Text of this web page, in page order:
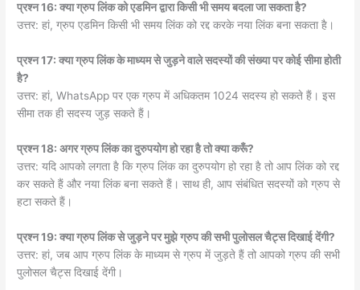
प्रश्न 16: क्या ग्रुप लिंक को एडमिन द्वारा किसी भी समय बदला जा सकता है?
उत्तर: हां, ग्रुप एडमिन किसी भी समय लिंक को रद्द करके नया लिंक बना सकता है।
प्रश्न 17: क्या ग्रुप लिंक के माध्यम से जुड़ने वाले सदस्यों की संख्या पर कोई सीमा होती
है?
उत्तर: हां, WhatsApp पर एक ग्रुप में अधिकतम 1024 सदस्य हो सकते हैं। इस
सीमा तक ही सदस्य जुड़ सकते हैं।
प्रश्न 18: अगर ग्रुप लिंक का दुरुपयोग हो रहा है तो क्या करूँ?
उत्तर: यदि आपको लगता है कि ग्रुप लिंक का दुरुपयोग हो रहा है तो आप लिंक को रद्द
कर सकते हैं और नया लिंक बना सकते हैं। साथ ही, आप संबंधित सदस्यों को ग्रुप से
हटा सकते हैं।
प्रश्न 19: क्या ग्रुप लिंक से जुड़ने पर मुझे ग्रुप की सभी पुलोसल चैट्स दिखाई देंगी?
उत्तर: हां, जब आप ग्रुप लिंक के माध्यम से ग्रुप में जुड़ते हैं तो आपको ग्रुप की सभी
पुलोसल चैट्स दिखाई देंगी।